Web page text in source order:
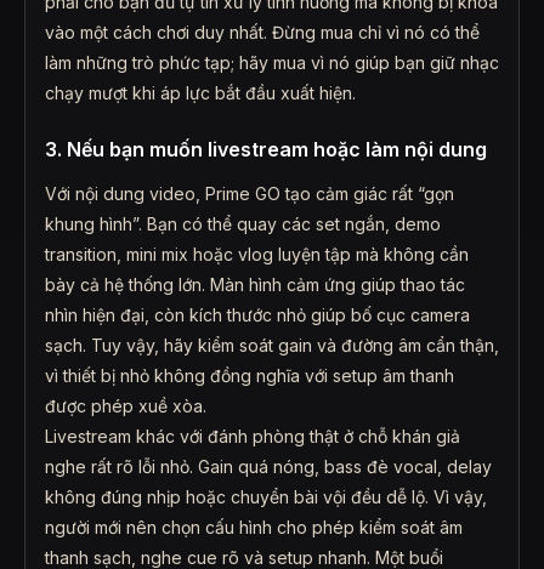
vào một cách chơi duy nhất. Đừng mua chỉ vì nó có thể
làm những trò phức tạp; hãy mua vì nó giúp bạn giữ nhạc
chạy mượt khi áp lực bắt đầu xuất hiện.
3. Nếu bạn muốn livestream hoặc làm nội dung
Với nội dung video, Prime GO tạo cảm giác rất “gọn
khung hình”. Bạn có thể quay các set ngắn, demo
transition, mini mix hoặc vlog luyện tập mà không cần
bày cả hệ thống lớn. Màn hình cảm ứng giúp thao tác
nhìn hiện đại, còn kích thước nhỏ giúp bố cục camera
sạch. Tuy vậy, hãy kiểm soát gain và đường âm cẩn thận,
vì thiết bị nhỏ không đồng nghĩa với setup âm thanh
được phép xuề xòa.
Livestream khác với đánh phòng thật ở chỗ khán giả
nghe rất rõ lỗi nhỏ. Gain quá nóng, bass đè vocal, delay
không đúng nhịp hoặc chuyển bài vội đều dễ lộ. Vì vậy,
người mới nên chọn cấu hình cho phép kiểm soát âm
thanh sạch, nghe cue rõ và setup nhanh. Một buổi